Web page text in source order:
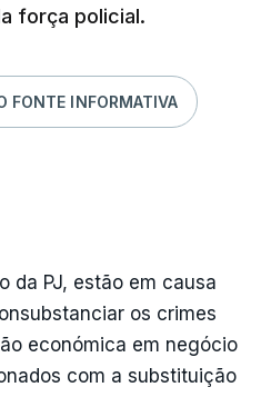
força policial.
FONTE INFORMATIVA
da PJ, estão em causa
os crimes
económica em negócio
com a substituição